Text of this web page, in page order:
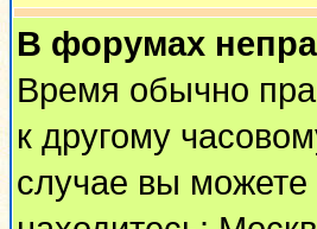
В форумах
Время обычно
к другому
случае вы можете